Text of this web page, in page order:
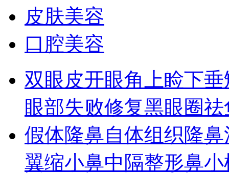
皮肤美容
口腔美容
双眼皮开眼角
上睑下
眼部失败修复黑眼圈祛
假体隆鼻自体组织隆鼻
翼缩小鼻中隔整形鼻小